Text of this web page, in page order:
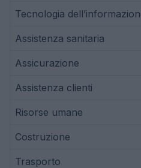
Tecnologia
Assistenza sanitaria
Assicurazione
Assistenza clienti
Risorse umane
Costruzione
Trasporto